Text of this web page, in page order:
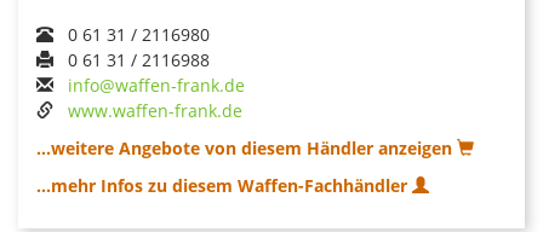
0 61 31 / 2116980
0 61 31 / 2116988
info@waffen-frank.de
www.waffen-frank.de
...weitere Angebote von diesem Händler anzeigen
...mehr Infos zu diesem Waffen-Fachhändler